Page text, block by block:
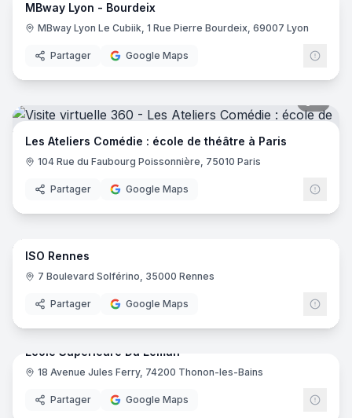
MBway Lyon - Bourdeix
MBway Lyon Le Cubiik, 1 Rue Pierre Bourdeix, 69007 Lyon
Partager Google Maps
Les Ateliers Comédie : école de théâtre à Paris
104 Rue du Faubourg Poissonnière, 75010 Paris
Partager Google Maps
66
ISO Rennes
7 Boulevard Solférino, 35000 Rennes
Partager Google Maps
47
Ecole Supérieure Du Leman
18 Avenue Jules Ferry, 74200 Thonon-les-Bains
Partager Google Maps